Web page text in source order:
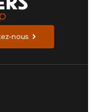
nous